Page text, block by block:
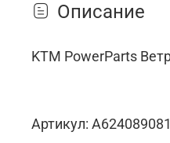
Описание
KTM PowerParts
Артикул: